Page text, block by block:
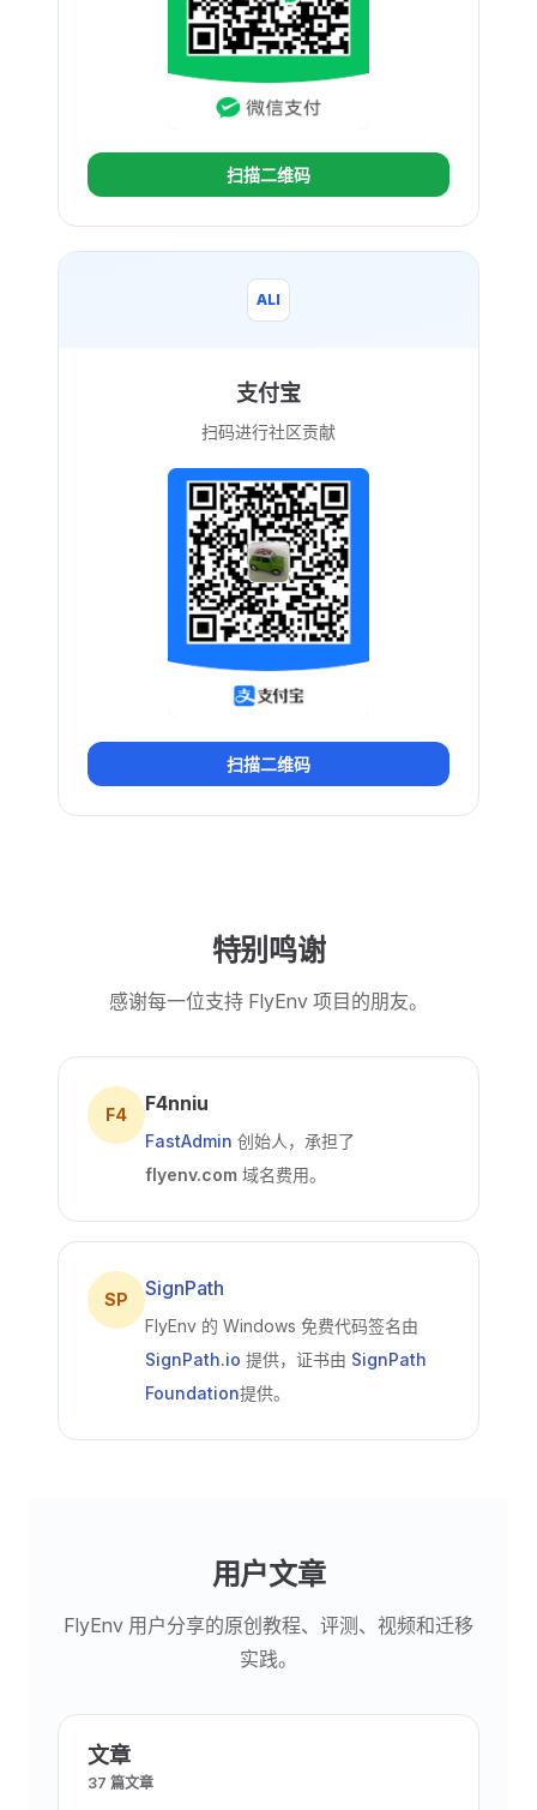
扫描二维码
ALI
支付宝
扫码进行社区贡献
扫描二维码
特别鸣谢
感谢每一位支持 FlyEnv 项目的朋友。
F4 F4nniu
FastAdmin 创始人，承担了
flyenv.com 域名费用。
SP SignPath
FlyEnv 的 Windows 免费代码签名由
SignPath.io 提供，证书由 SignPath
Foundation提供。
用户文章
FlyEnv 用户分享的原创教程、评测、视频和迁移
实践。
文章
37 篇文章